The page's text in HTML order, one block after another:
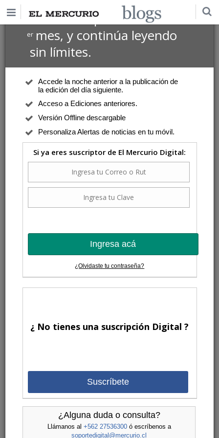
Suscríbete por $1 USD
ermes, y continúa leyendo
sin límites.
Accede la noche anterior a la publicación de
la edición del día siguiente.
Acceso a Ediciones anteriores.
Versión Offline descargable
Personaliza Alertas de noticias en tu móvil.
Si ya eres suscriptor de El Mercurio Digital:
Ingresa acá
¿Olvidaste tu contraseña?
¿ No tienes una suscripción Digital ?
Suscríbete
¿Alguna duda o consulta?
Llámanos al +562 27536300ó escríbenos a
soportedigital@mercurio.cl